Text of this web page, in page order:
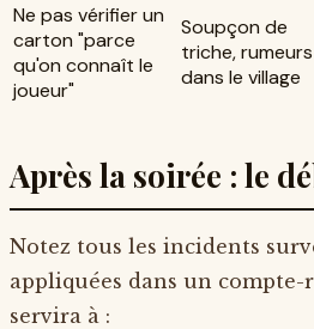
Ne pas vérifier un
carton "parce
qu'on connaît le
joueur"
Soupçon de
triche, rumeurs
dans le village
Après la soirée : le
Notez tous les incidents
appliquées dans un
servira à :